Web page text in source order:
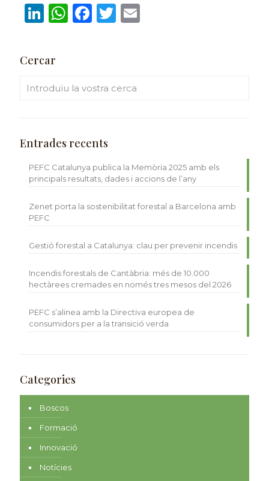
LinkedIn
WhatsApp
Facebook
Twitter
Email
Cercar
Entrades recents
PEFC Catalunya publica la Memòria 2025 amb els
principals resultats, dades i accions de l’any
Zenet porta la sostenibilitat forestal a Barcelona amb
PEFC
Gestió forestal a Catalunya: clau per prevenir incendis
Incendis forestals de Cantàbria: més de 10.000
hectàrees cremades en només tres mesos del 2026
PEFC s’alinea amb la Directiva europea de
consumidors per a la transició verda
Categories
Boscos
Formació
Innovació
Notícies